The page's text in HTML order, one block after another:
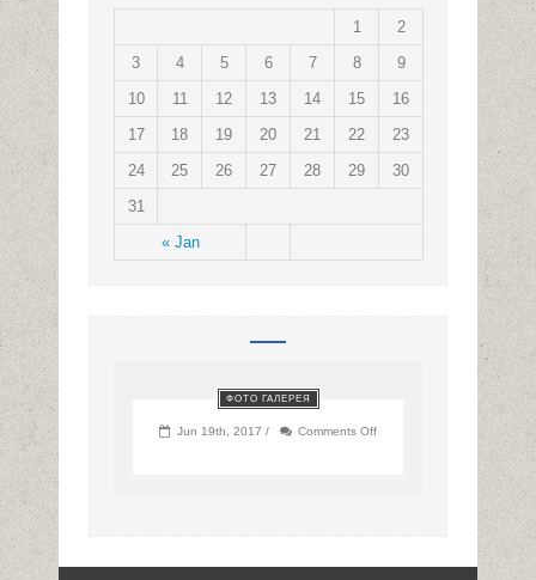
« Jan
1
2
3
4 5 6 7 8
9
10
11 12 13 14 15
16
17
18 19 20 21 22
23
24
25 26 27 28 29
30
31
ФОТО ГАЛЕРЕЯ
Jun 19th, 2017 / Comments Off